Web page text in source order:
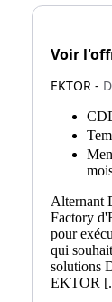
Voir
EKTOR -
Alternant
Factory
pour
qui
solutions
EKTOR